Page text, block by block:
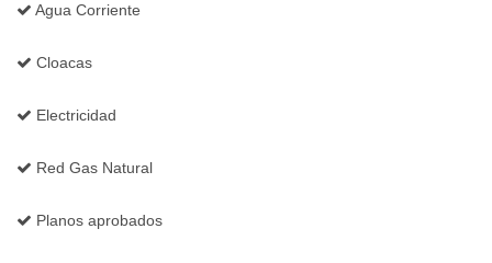
Agua Corriente
Cloacas
Electricidad
Red Gas Natural
Planos aprobados